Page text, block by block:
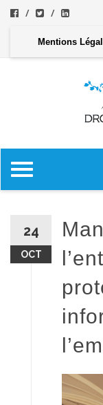
Mentions
24
OCT